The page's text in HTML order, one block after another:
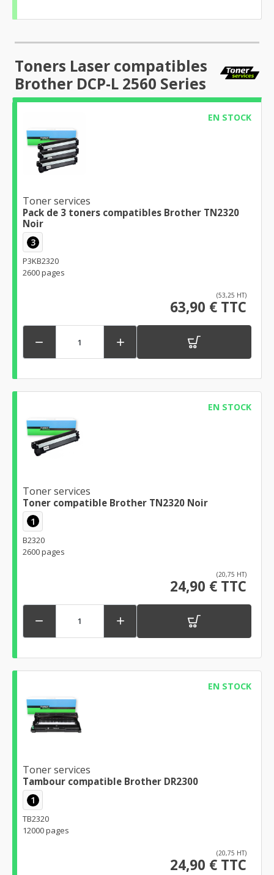
Toners Laser compatibles
Brother DCP-L 2560 Series
EN STOCK
Toner services
Pack de 3 toners compatibles Brother TN2320
Noir
3
P3KB2320
2600 pages
(53,25 HT)
63,90 € TTC
 
EN STOCK
Toner services
Toner compatible Brother TN2320 Noir
1
B2320
2600 pages
(20,75 HT)
24,90 € TTC
 
EN STOCK
Toner services
Tambour compatible Brother DR2300
1
TB2320
12000 pages
(20,75 HT)
24,90 € TTC